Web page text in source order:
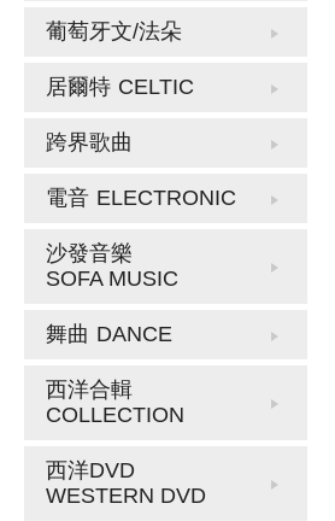
葡萄牙文/法朵
居爾特 CELTIC
跨界歌曲
電音 ELECTRONIC
沙發音樂
SOFA MUSIC
舞曲 DANCE
西洋合輯
COLLECTION
西洋DVD
WESTERN DVD